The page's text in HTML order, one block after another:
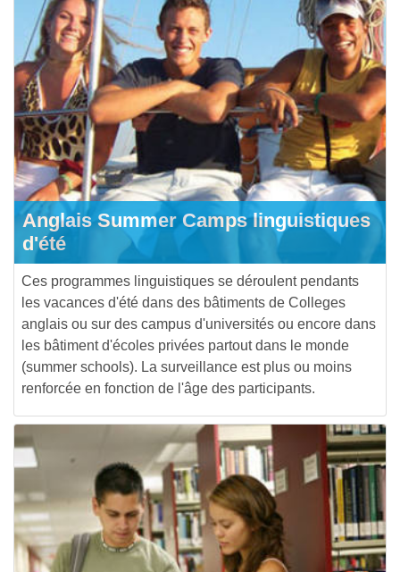
Anglais Summer Camps linguistiques
d'été
Ces programmes linguistiques se déroulent pendants
les vacances d'été dans des bâtiments de Colleges
anglais ou sur des campus d'universités ou encore dans
les bâtiment d'écoles privées partout dans le monde
(summer schools). La surveillance est plus ou moins
renforcée en fonction de l'âge des participants.